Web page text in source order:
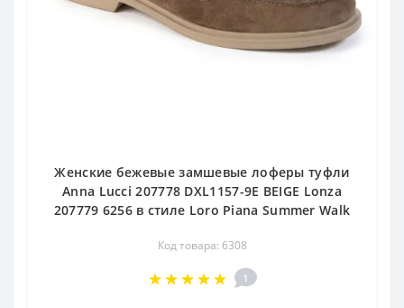
Женские бежевые замшевые лоферы туфли
Anna Lucci 207778 DXL1157-9E BEIGE Lonza
207779 6256 в стиле Loro Piana Summer Walk
Код товара: 6308
1